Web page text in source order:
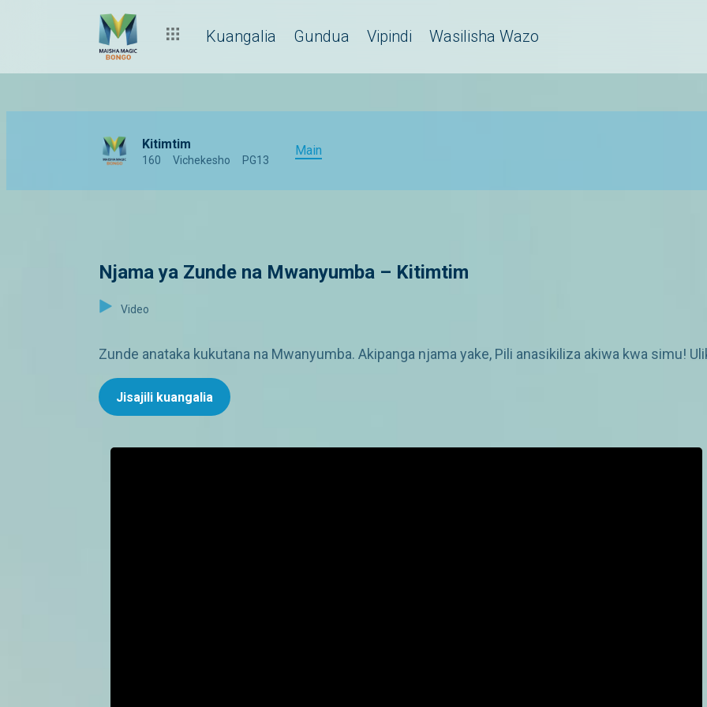
Kuangalia Gundua Vipindi Wasilisha Wazo
Kitimtim
160 Vichekesho PG13
Main
Njama ya Zunde na Mwanyumba – Kitimtim
Video
Zunde anataka kukutana na Mwanyumba. Akipanga njama yake, Pili anasikiliza akiwa kwa simu!
Jisajili kuangalia